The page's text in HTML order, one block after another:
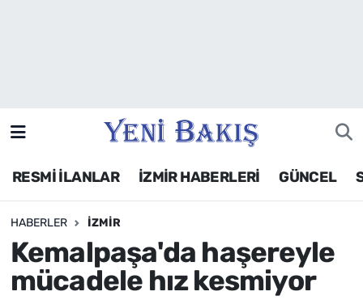
RESMİ İLANLAR İZMİR HABERLERİ GÜNCEL
HABERLER İZMIR
Kemalpaşa'da haşereyle
mücadele hız kesmiyor
Siyaset
Asayiş / Polis-Adliye
Spor